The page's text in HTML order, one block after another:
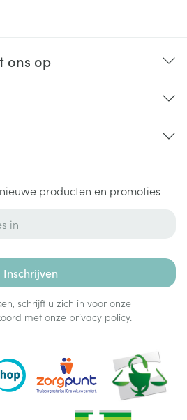
ons op
producten en promoties
Inschrijven
schrijft u zich in voor onze
met onze privacy policy.